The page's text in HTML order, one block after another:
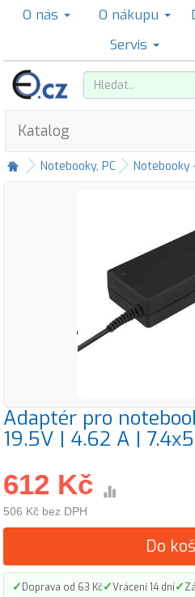
O nás O nákupu
Servis
Katalog
Notebooky, PC
Adaptér pro
19.5V | 4.62 A |
612 Kč
506 Kč bez DPH
Do
✓Doprava od 63 Kč✓Vrácení 14 dní✓